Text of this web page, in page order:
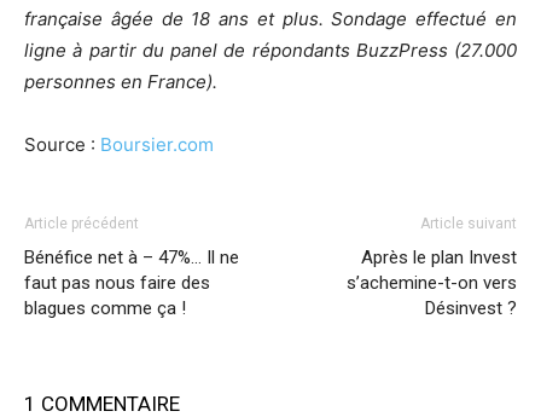
française âgée de 18 ans et plus. Sondage effectué en
ligne à partir du panel de répondants BuzzPress (27.000
personnes en France).
Source : Boursier.com
Article précédent
Bénéfice net à – 47%… Il ne
faut pas nous faire des
blagues comme ça !
Article suivant
Après le plan Invest
s’achemine-t-on vers
Désinvest ?
1 COMMENTAIRE